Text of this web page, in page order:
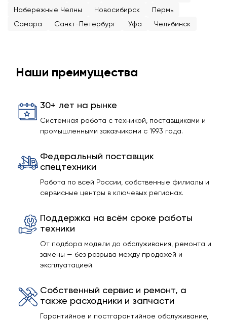
Набережные Челны
Новосибирск
Пермь
Самара
Санкт-Петербург Уфа Челябинск
Наши преимущества
30+ лет на рынке
Системная работа с техникой, поставщиками и
промышленными заказчиками с 1993 года.
Федеральный поставщик
спецтехники
Работа по всей России, собственные филиалы и
сервисные центры в ключевых регионах.
Поддержка на всём сроке работы
техники
От подбора модели до обслуживания, ремонта и
замены — без разрыва между продажей и
эксплуатацией.
Собственный сервис и ремонт, а
также расходники и запчасти
Гарантийное и постгарантийное обслуживание,